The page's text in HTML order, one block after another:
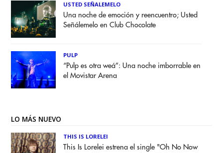
USTED SEÑALEMELO
Una noche de emoción y reencuentro; Usted
Señálemelo en Club Chocolate
PULP
“Pulp es otra weá”: Una noche imborrable en
el Movistar Arena
LO MÁS NUEVO
THIS IS LORELEI
This Is Lorelei estrena el single "Oh No Now